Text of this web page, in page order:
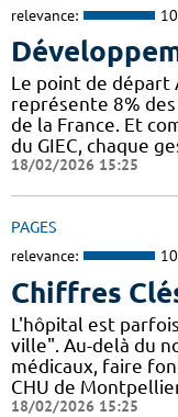
relevance:
Le point de départ
représente 8%
de la France. Et
du GIEC, chaque
18/02/2026 15:25
PAGES
relevance:
Chiffres
L'hôpital est
ville". Au-delà du
médicaux, faire
CHU de
18/02/2026 15:25